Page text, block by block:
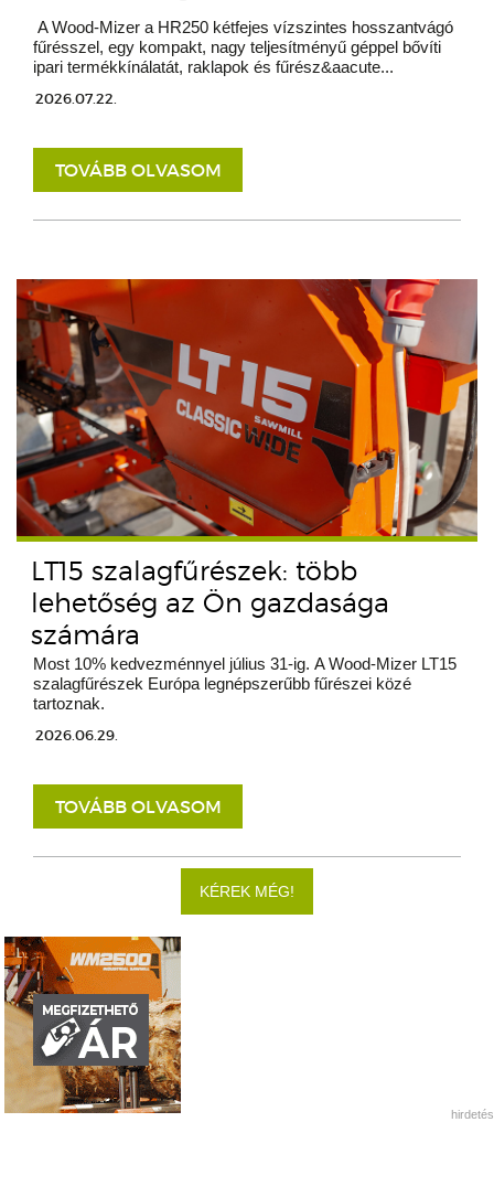
A Wood-Mizer a HR250 kétfejes vízszintes hosszantvágó
fűrésszel, egy kompakt, nagy teljesítményű géppel bővíti
ipari termékkínálatát, raklapok és fűrész&aacute...
2026.07.22.
TOVÁBB OLVASOM
LT15 szalagfűrészek: több
lehetőség az Ön gazdasága
számára
Most 10% kedvezménnyel július 31-ig. A Wood-Mizer LT15
szalagfűrészek Európa legnépszerűbb fűrészei közé
tartoznak.
2026.06.29.
TOVÁBB OLVASOM
KÉREK MÉG!
hirdetés